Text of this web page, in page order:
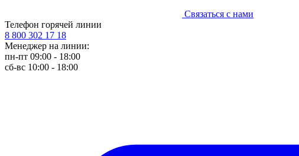
Связаться с нами
Телефон горячей линии
8 800 302 17 18
Менеджер на линии:
пн-пт 09:00 - 18:00
сб-вс 10:00 - 18:00